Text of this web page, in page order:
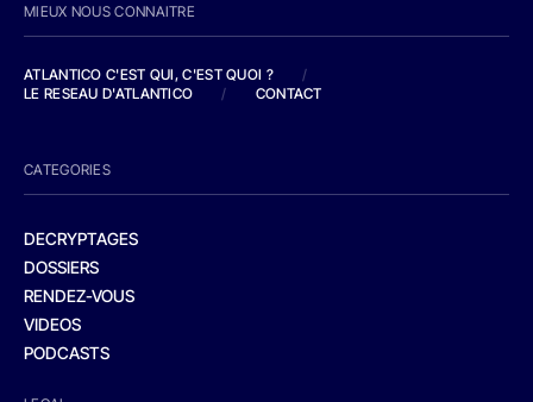
MIEUX NOUS CONNAITRE
ATLANTICO C'EST QUI, C'EST QUOI ?
/
LE RESEAU D'ATLANTICO
/ CONTACT
CATEGORIES
DECRYPTAGES
DOSSIERS
RENDEZ-VOUS
VIDEOS
PODCASTS